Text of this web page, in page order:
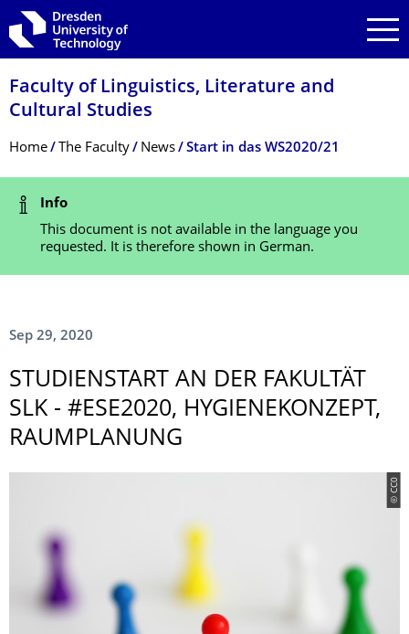
Skip to main navigation
Skip to search
Skip to content
Faculty of Linguistics, Literature and
Cultural Studies
Breadcrumb Menu
Home The Faculty News Start in das WS2020/21
Status Message
Info
This document is not available in the language you
requested. It is therefore shown in German.
Sep 29, 2020
STUDIENSTART AN DER FAKULTÄT
SLK - #ESE2020, HYGIENEKONZEPT,
RAUMPLANUNG
© CC0